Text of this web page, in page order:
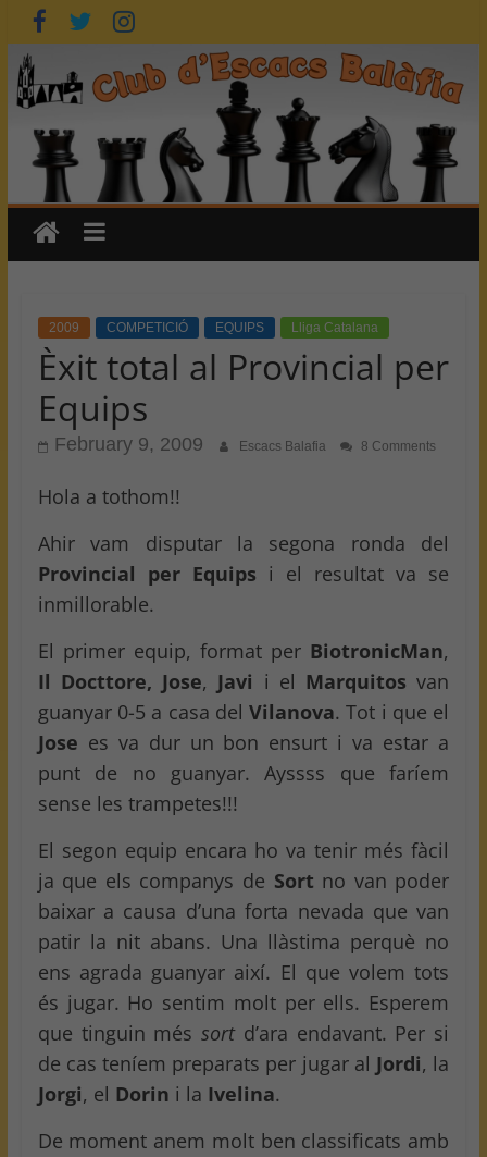
Skip
to
content
2009 COMPETICIÓ EQUIPS Lliga Catalana
Èxit total al Provincial per
Equips
February 9, 2009 Escacs Balafia 8 Comments
Hola a tothom!!
Ahir vam disputar la segona ronda del
Provincial per Equips i el resultat va se
inmillorable.
El primer equip, format per BiotronicMan,
Il Docttore, Jose, Javi i el Marquitos van
guanyar 0-5 a casa delVilanova. Tot i que el
Jose es va dur un bon ensurt i va estar a
punt de no guanyar. Ayssss que faríem
sense les trampetes!!!
El segon equip encara ho va tenir més fàcil
ja que els companys de Sort no van poder
baixar a causa d’una forta nevada que van
patir la nit abans. Una llàstima perquè no
ens agrada guanyar així. El que volem tots
és jugar. Ho sentim molt per ells. Esperem
que tinguin méssortd’ara endavant. Per si
de cas teníem preparats per jugar al Jordi, la
Jorgi, el Dorin i la Ivelina.
De moment anem molt ben classificats amb